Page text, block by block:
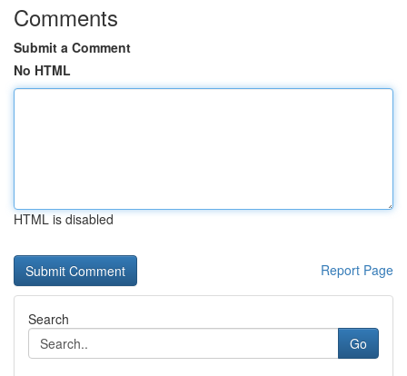
Comments
Submit a Comment
No HTML
HTML is disabled
Report Page
Search
Go